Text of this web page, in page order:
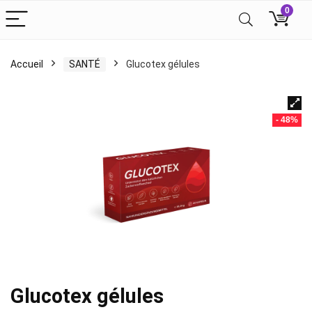
0
Accueil SANTÉ Glucotex gélules
- 48%
Glucotex gélules